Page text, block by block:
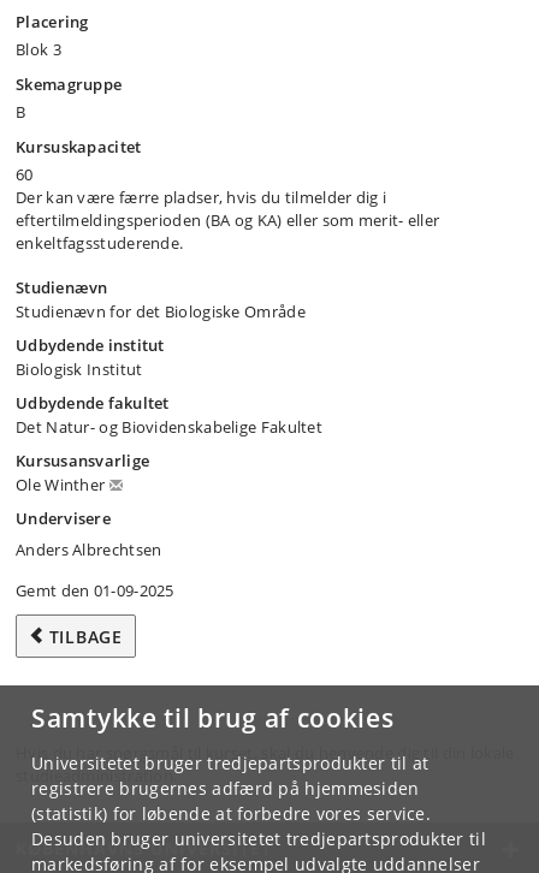
Samtykke til brug af cookies
Universitetet bruger tredjepartsprodukter til at
registrere brugernes adfærd på hjemmesiden
(statistik) for løbende at forbedre vores service.
Desuden bruger universitetet tredjepartsprodukter til
markedsføring af for eksempel udvalgte uddannelser
Placering
Blok 3
Skemagruppe
B
Kursuskapacitet
60
Der kan være færre pladser, hvis du tilmelder dig i
eftertilmeldingsperioden (BA og KA) eller som merit- eller
enkeltfagsstuderende.
Studienævn
Studienævn for det Biologiske Område
Udbydende institut
Biologisk Institut
Udbydende fakultet
Det Natur- og Biovidenskabelige Fakultet
Kursusansvarlige
Ole Winther
Undervisere
Anders Albrechtsen
Gemt den 01-09-2025
TILBAGE
Hvis du har spørgsmål til kurset, skal du henvende dig til din lokale
studieadministration.
KØBENHAVNS UNIVERSITET